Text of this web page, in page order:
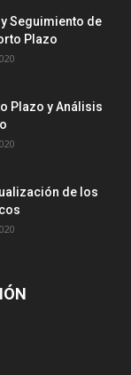
Seguimiento de
Plazo
Plazo y Análisis
de los